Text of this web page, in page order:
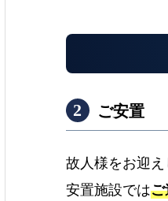
ご安置
故人様をお迎
安置施設では